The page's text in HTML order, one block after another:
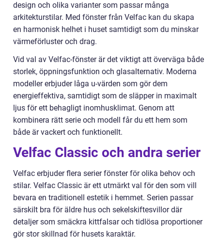
design och olika varianter som passar många
arkitekturstilar. Med fönster från Velfac kan du skapa
en harmonisk helhet i huset samtidigt som du minskar
värmeförluster och drag.
Vid val av Velfac-fönster är det viktigt att överväga både
storlek, öppningsfunktion och glasalternativ. Moderna
modeller erbjuder låga u-värden som gör dem
energieffektiva, samtidigt som de släpper in maximalt
ljus för ett behagligt inomhusklimat. Genom att
kombinera rätt serie och modell får du ett hem som
både är vackert och funktionellt.
Velfac Classic och andra serier
Velfac erbjuder flera serier fönster för olika behov och
stilar. Velfac Classic är ett utmärkt val för den som vill
bevara en traditionell estetik i hemmet. Serien passar
särskilt bra för äldre hus och sekelskiftesvillor där
detaljer som smäckra kittfalsar och tidlösa proportioner
gör stor skillnad för husets karaktär.